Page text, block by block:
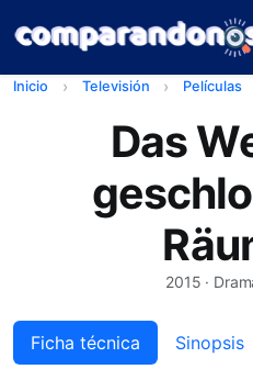
Inicio Televisión Películas
Das
2015 ·
Ficha técnica Sinopsis